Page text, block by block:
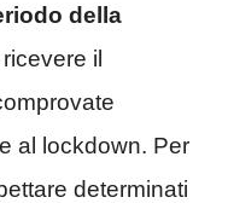
della
il
al lockdown. Per
determinati